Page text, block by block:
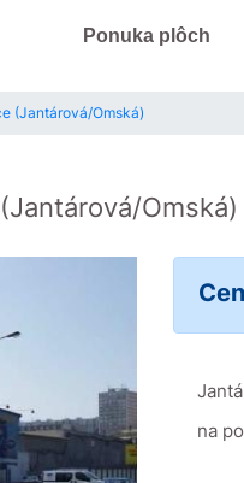
Ponuka plôch
(Jantárová/Omská)
(Jantárová/Omská)
na